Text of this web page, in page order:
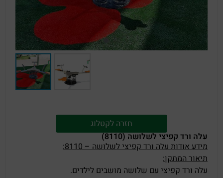
חזרה לקטלוג
עלה ורד קפיצי לשלושה (8110)
מידע אודות עלה ורד קפיצי לשלושה – 8110:
תיאור המתקן:
עלה ורד קפיצי עם שלושה מושבים לילדים.